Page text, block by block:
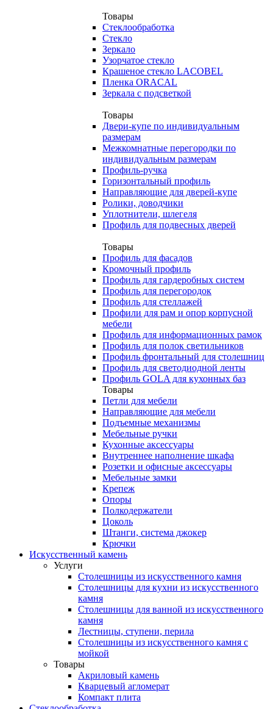
Товары
Стеклообработка
Стекло
Зеркало
Узорчатое стекло
Крашеное стекло LACOBEL
Пленка ORACAL
Зеркала с подсветкой
Товары
Двери-купе по индивидуальным
размерам
Межкомнатные перегородки по
индивидуальным размерам
Профиль-ручка
Горизонтальный профиль
Направляющие для дверей-купе
Ролики, доводчики
Уплотнители, шлегеля
Профиль для подвесных дверей
Товары
Профиль для фасадов
Кромочный профиль
Профиль для гардеробных систем
Профиль для перегородок
Профиль для стеллажей
Профили для рам и опор корпусной
мебели
Профиль для информационных рамок
Профиль для полок светильников
Профиль фронтальный для столешниц
Профиль для светодиодной ленты
Профиль GOLA для кухонных баз
Товары
Петли для мебели
Направляющие для мебели
Подъемные механизмы
Мебельные ручки
Кухонные аксессуары
Внутреннее наполнение шкафа
Розетки и офисные аксессуары
Мебельные замки
Крепеж
Опоры
Полкодержатели
Цоколь
Штанги, система джокер
Крючки
Искусственный камень
Услуги
Столешницы из искусственного камня
Столешницы для кухни из искусственного
камня
Столешницы для ванной из искусственного
камня
Лестницы, ступени, перила
Столешницы из искусственного камня с
мойкой
Товары
Акриловый камень
Кварцевый агломерат
Компакт плита